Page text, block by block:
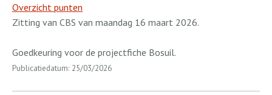
Overzicht punten
Zitting van CBS van maandag 16 maart 2026.
Goedkeuring voor de projectfiche Bosuil.
Publicatiedatum: 25/03/2026